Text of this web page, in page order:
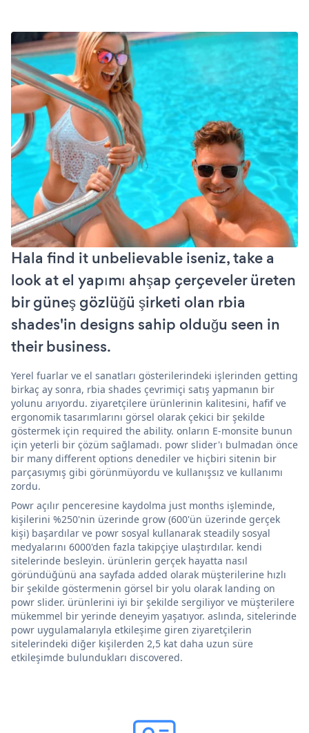
Hala find it unbelievable iseniz, take a
look at el yapımı ahşap çerçeveler üreten
bir güneş gözlüğü şirketi olan rbia
shades'in designs sahip olduğu seen in
their business.
Yerel fuarlar ve el sanatları gösterilerindeki işlerinden getting
birkaç ay sonra, rbia shades çevrimiçi satış yapmanın bir
yolunu arıyordu. ziyaretçilere ürünlerinin kalitesini, hafif ve
ergonomik tasarımlarını görsel olarak çekici bir şekilde
göstermek için required the ability. onların E-monsite bunun
için yeterli bir çözüm sağlamadı. powr slider'ı bulmadan önce
bir many different options denediler ve hiçbiri sitenin bir
parçasıymış gibi görünmüyordu ve kullanışsız ve kullanımı
zordu.
Powr açılır penceresine kaydolma just months işleminde,
kişilerini %250'nin üzerinde grow (600'ün üzerinde gerçek
kişi) başardılar ve powr sosyal kullanarak steadily sosyal
medyalarını 6000'den fazla takipçiye ulaştırdılar. kendi
sitelerinde besleyin. ürünlerin gerçek hayatta nasıl
göründüğünü ana sayfada added olarak müşterilerine hızlı
bir şekilde göstermenin görsel bir yolu olarak landing on
powr slider. ürünlerini iyi bir şekilde sergiliyor ve müşterilere
mükemmel bir yerinde deneyim yaşatıyor. aslında, sitelerinde
powr uygulamalarıyla etkileşime giren ziyaretçilerin
sitelerindeki diğer kişilerden 2,5 kat daha uzun süre
etkileşimde bulundukları discovered.